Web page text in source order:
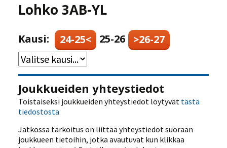
Lohko 3AB-YL
Kausi: 24-25< 25-26 >26-27
Joukkueiden yhteystiedot
Toistaiseksi joukkueiden yhteystiedot löytyvät tästä
tiedostosta
Jatkossa tarkoitus on liittää yhteystiedot suoraan
joukkueen tietoihin, jotka avautuvat kun klikkaa